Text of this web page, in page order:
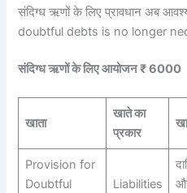
संदिग्ध ऋणों के लिए प्रावधान अब
doubtful debts is no longer
संदिग्ध ऋणों के लिए आयोजन ₹ 6000
खाता
खाते का
प्रकार
Provision for
Doubtful
Liabilities